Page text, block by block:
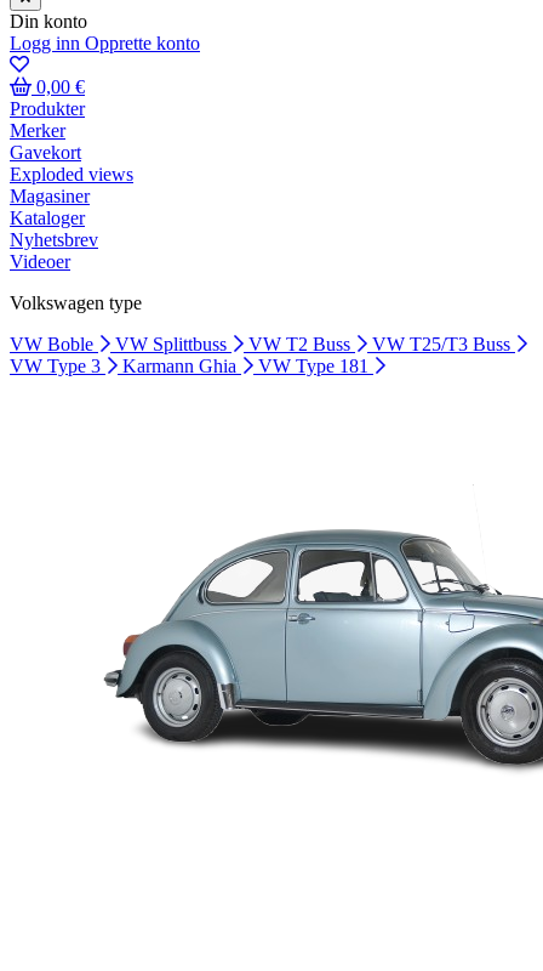
Din konto
Logg inn Opprette konto
0,00 €
Produkter
Merker
Gavekort
Exploded views
Magasiner
Kataloger
Nyhetsbrev
Videoer
Volkswagen type
VW Boble
VW Splittbuss VW T2 Buss
VW T25/T3 Buss
VW Type 3
Karmann Ghia VW Type 181